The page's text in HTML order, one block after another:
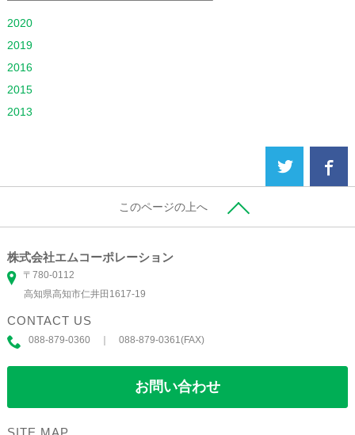
2020
2019
2016
2015
2013
このページの上へ
株式会社エムコーポレーション
〒780-0112
高知県高知市仁井田1617-19
CONTACT US
088-879-0360 ｜ 088-879-0361(FAX)
お問い合わせ